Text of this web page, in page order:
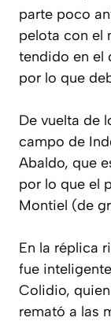
parte poco
pelota con el
tendido en el
por lo que
De vuelta de
campo de
Abaldo, que
por lo que el
Montiel (de
En la réplica
fue
Colidio,
remató a las